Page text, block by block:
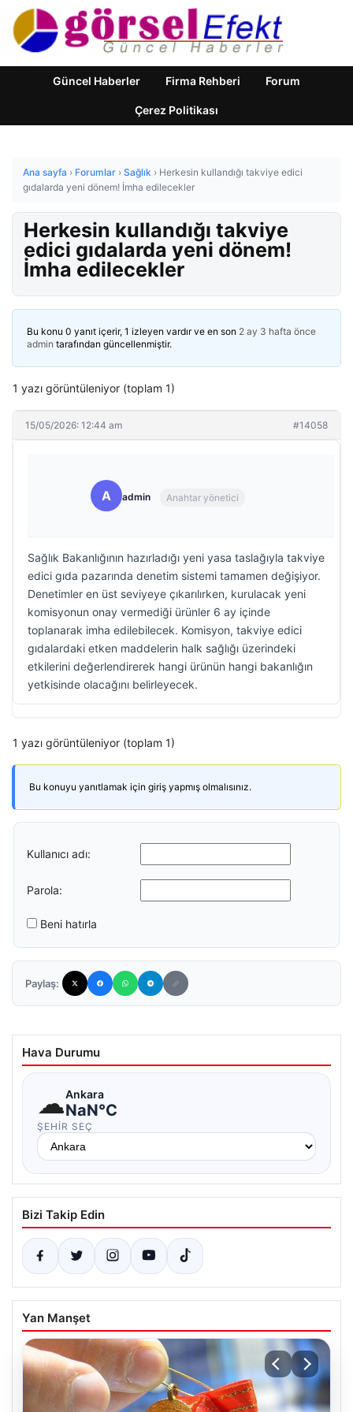
Güncel Haberler Firma Rehberi Forum
Çerez Politikası
Ana sayfa › Forumlar › Sağlık › Herkesin kullandığı takviye edici
gıdalarda yeni dönem! İmha edilecekler
Herkesin kullandığı takviye
edici gıdalarda yeni dönem!
İmha edilecekler
Bu konu 0 yanıt içerir, 1 izleyen vardır ve en son 2 ay 3 hafta önce
admin tarafından güncellenmiştir.
1 yazı görüntüleniyor (toplam 1)
15/05/2026: 12:44 am #14058
A admin Anahtar yönetici
Sağlık Bakanlığının hazırladığı yeni yasa taslağıyla takviye
edici gıda pazarında denetim sistemi tamamen değişiyor.
Denetimler en üst seviyeye çıkarılırken, kurulacak yeni
komisyonun onay vermediği ürünler 6 ay içinde
toplanarak imha edilebilecek. Komisyon, takviye edici
gıdalardaki etken maddelerin halk sağlığı üzerindeki
etkilerini değerlendirerek hangi ürünün hangi bakanlığın
yetkisinde olacağını belirleyecek.
1 yazı görüntüleniyor (toplam 1)
Bu konuyu yanıtlamak için giriş yapmış olmalısınız.
Kullanıcı adı:
Parola:
Beni hatırla
Paylaş:
Hava Durumu
☁Ankara
NaN°C
ŞEHIR SEÇ
Bizi Takip Edin
Yan Manşet